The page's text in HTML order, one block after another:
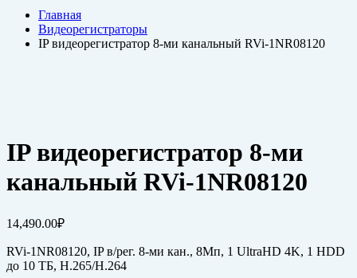
Главная
Видеорегистраторы
IP видеорегистратор 8-ми канальный RVi-1NR08120
IP видеорегистратор 8-ми
канальный RVi-1NR08120
14,490.00₽
RVi-1NR08120, IP в/рег. 8-ми кан., 8Мп, 1 UltraHD 4K, 1 HDD
до 10 ТБ, H.265/H.264